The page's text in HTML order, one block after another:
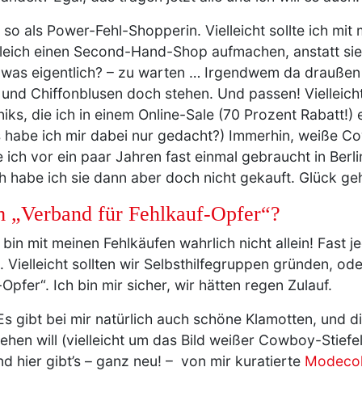
als Power-Fehl-Shopperin. Vielleicht sollte ich mit
einen Second-Hand-Shop aufmachen, anstatt
eigentlich? – zu warten … Irgendwem da
Chiffonblusen doch stehen. Und passen!
die ich in einem Online-Sale (70 Prozent
habe ich mir dabei nur gedacht?) Immerhin, weiße
ich vor ein paar Jahren fast einmal gebraucht in
habe ich sie dann aber doch nicht gekauft. Glück
„Verband für Fehlkauf-Opfer“?
mit meinen Fehlkäufen wahrlich nicht allein! Fast
Vielleicht sollten wir Selbsthilfegruppen gründen,
Ich bin mir sicher, wir hätten regen Zulauf.
gibt bei mir natürlich auch schöne Klamotten, und
will (vielleicht um das Bild weißer Cowboy-
hier gibt’s – ganz neu! – von mir kuratierte